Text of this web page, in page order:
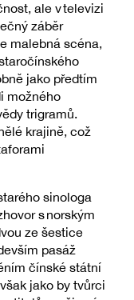
ale v televizi
záběr
malebná scéna,
jako předtím
možného
trigramů.
krajině, což
sinologa
s norským
ze šestice
pasáž
čínské státní
jako by tvůrci